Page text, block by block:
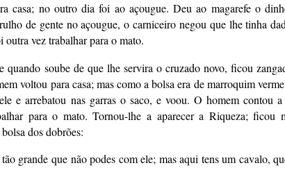
casa; no outro dia foi ao açougue. Deu ao magarefe o
de gente no açougue, o carniceiro negou que lhe tinha
vez trabalhar para o mato.
quando soube de que lhe servira o cruzado novo, ficou
voltou para casa; mas como a bolsa era de marroquim
e arrebatou nas garras o saco, e voou. O homem contou a
para o mato. Tornou-lhe a aparecer a Riqueza; ficou
dos dobrões:
grande que não podes com ele; mas aqui tens um cavalo,